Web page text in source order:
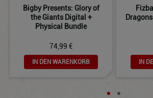
Bigby Presents: Glory of
the Giants Digital +
Physical Bundle
74,99 €
IN DEN WARENKORB IN